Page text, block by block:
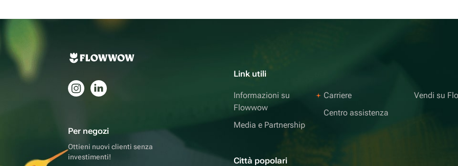
Per negozi
Ottieni nuovi clienti senza
investimenti!
Link utili
Informazioni su
Flowwow
Media e Partnership
Carriere
Centro assistenza
Vendi su
Città popolari